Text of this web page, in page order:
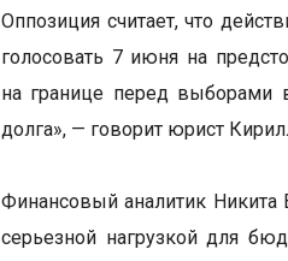
Оппозиция считает, что
голосовать 7 июня на
на границе перед выборами
долга», — говорит юрист
Финансовый аналитик Никита
серьезной нагрузкой для